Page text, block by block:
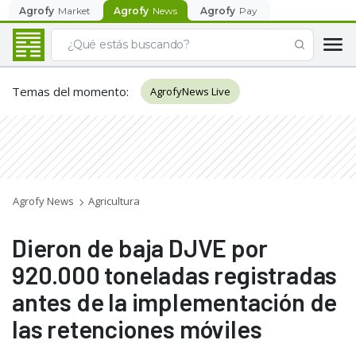
Agrofy Market Agrofy News Agrofy Pay
Temas del momento: AgrofyNews Live
Agrofy News Agricultura
Dieron de baja DJVE por
920.000 toneladas registradas
antes de la implementación de
las retenciones móviles